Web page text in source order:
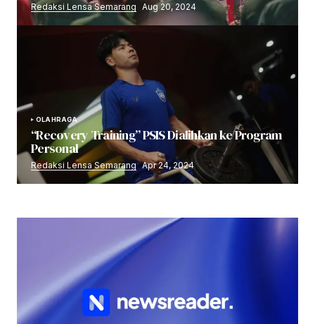
Redaksi Lensa Semarang Aug 20, 2024
OLAHRAGA
“Recovery Training” PSIS Dialihkan ke Program
Personal
Redaksi Lensa Semarang Apr 24, 2024